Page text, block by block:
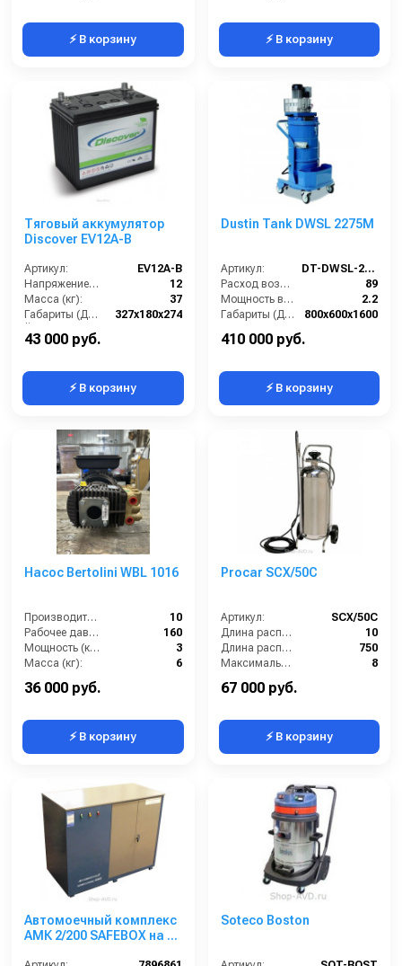
⚡ В корзину ⚡ В корзину
Тяговый аккумулятор
Discover EV12A-B
Артикул:
EV12A-B
Напряжение (В):
12
Масса (кг):
37
Габариты (ДхШхВ):
327x180x274
43 000 руб.
⚡ В корзину
Dustin Tank DWSL 2275M
Артикул:
DT-DWSL-2275M
Расход воздуха (л/сек):
89
Мощность всасывающих турбин (Вт):
2.2
Габариты (ДхШхВ):
800х600х1600
410 000 руб.
⚡ В корзину
Насос Bertolini WBL 1016
Производительность (л/мин):
10
Рабочее давление (бар):
160
Мощность (кВт):
3
Масса (кг):
6
36 000 руб.
⚡ В корзину
Procar SCX/50C
Артикул:
SCX/50C
Длина распылительного шланга (м):
10
Длина распылителя (мм):
750
Максимальное давление на выходе (бар):
8
67 000 руб.
⚡ В корзину
Автомоечный комплекс
АМК 2/200 SAFEBOX на 2
Soteco Boston